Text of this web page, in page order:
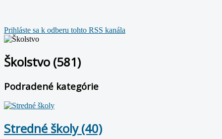
Prihláste sa k odberu tohto RSS kanála
Školstvo (581)
Podradené kategórie
Stredné školy (40)